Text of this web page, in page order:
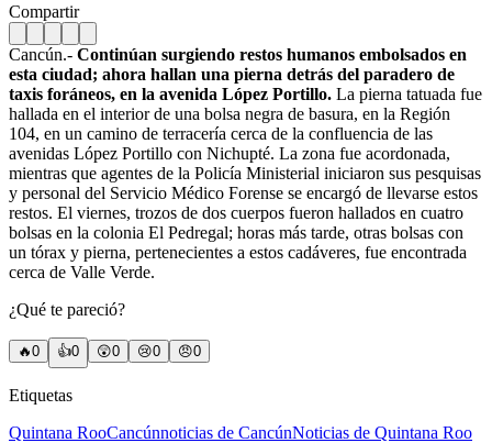
Compartir
Cancún.- Continúan surgiendo restos humanos embolsados en
esta ciudad; ahora hallan una pierna detrás del paradero de
taxis foráneos, en la avenida López Portillo. La pierna tatuada fue
hallada en el interior de una bolsa negra de basura, en la Región
104, en un camino de terracería cerca de la confluencia de las
avenidas López Portillo con Nichupté. La zona fue acordonada,
mientras que agentes de la Policía Ministerial iniciaron sus pesquisas
y personal del Servicio Médico Forense se encargó de llevarse estos
restos. El viernes, trozos de dos cuerpos fueron hallados en cuatro
bolsas en la colonia El Pedregal; horas más tarde, otras bolsas con
un tórax y pierna, pertenecientes a estos cadáveres, fue encontrada
cerca de Valle Verde.
¿Qué te pareció?
🔥0 👍0 😲0 😢0 😠0
Etiquetas
Quintana RooCancúnnoticias de CancúnNoticias de Quintana Roo